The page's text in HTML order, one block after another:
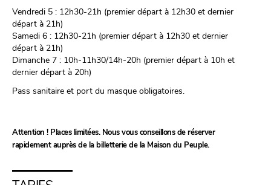
Vendredi 5 : 12h30-21h (premier départ à 12h30 et dernier
départ à 21h)
Samedi 6 : 12h30-21h (premier départ à 12h30 et dernier
départ à 21h)
Dimanche 7 : 10h-11h30/14h-20h (premier départ à 10h et
dernier départ à 20h)
Pass sanitaire et port du masque obligatoires.
Attention ! Places limitées. Nous vous conseillons de réserver
rapidement auprès de la billetterie de la Maison du Peuple.